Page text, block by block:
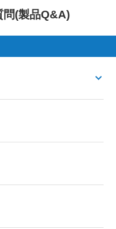
問(製品Q&A)